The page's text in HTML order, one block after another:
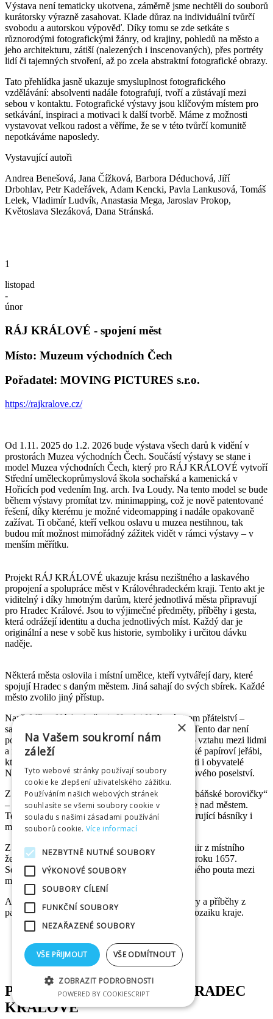
Výstava není tematicky ukotvena, záměrně jsme nechtěli do souborů
kurátorsky výrazně zasahovat. Klade důraz na individuální tvůrčí
svobodu a autorskou výpověď. Díky tomu se zde setkáte s
různorodými fotografickými žánry, od krajiny, pohledů na město a
jeho architekturu, zátiší (nalezených i inscenovaných), přes portréty
lidí či tajemných stvoření, až po zcela abstraktní fotografické obrazy.
Tato přehlídka jasně ukazuje smysluplnost fotografického
vzdělávání: absolventi nadále fotografují, tvoří a zůstávají mezi
sebou v kontaktu. Fotografické výstavy jsou klíčovým místem pro
setkávání, inspiraci a motivaci k další tvorbě. Máme z možnosti
vystavovat velkou radost a věříme, že se v této tvůrčí komunitě
nepotkáváme naposledy.
Vystavující autoři
Andrea Benešová, Jana Čížková, Barbora Déduchová, Jiří
Drbohlav, Petr Kadeřávek, Adam Kencki, Pavla Lankusová, Tomáš
Lelek, Vladimír Ludvík, Anastasia Mega, Jaroslav Prokop,
Květoslava Slezáková, Dana Stránská.
1
listopad
-
únor
RÁJ KRÁLOVÉ - spojení měst
Místo: Muzeum východních Čech
Pořadatel: MOVING PICTURES s.r.o.
https://rajkralove.cz/
Od 1.11. 2025 do 1.2. 2026 bude výstava všech darů k vidění v
prostorách Muzea východních Čech. Součástí výstavy se stane i
model Muzea východních Čech, který pro RÁJ KRÁLOVÉ vytvoří
Střední uměleckoprůmyslová škola sochařská a kamenická v
Hořicích pod vedením Ing. arch. Iva Loudy. Na tento model se bude
během výstavy promítat tzv. minimapping, což je nově patentované
řešení, díky kterému je možné videomapping i nadále opakovaně
zažívat. Ti občané, kteří velkou oslavu u muzea nestihnou, tak
budou mít možnost mimořádný zážitek vidět v rámci výstavy – v
menším měřítku.
Projekt RÁJ KRÁLOVÉ ukazuje krásu nezištného a laskavého
propojení a spolupráce měst v Královéhradeckém kraji. Tento akt je
viditelný i díky hmotným darům, které jednotlivá města připravují
pro Hradec Králové. Jsou to výjimečné předměty, příběhy i gesta,
která odrážejí identitu a ducha jednotlivých míst. Každý dar je
originální a nese v sobě kus historie, symboliky i určitou dávku
naděje.
Některá města oslovila i místní umělce, kteří vytvářejí dary, které
spojují Hradec s daným městem. Jiná sahají do svých sbírek. Každé
město zvolilo jiný přístup.
Např. Město Náchod věnuje Hradci Králové strom přátelství –
sakuru – jako živý symbol míru, života a naděje. Tento dar není
pouze prezentací města, ale i vyjádřením hlubšího vztahu mezi lidmi
a městy v našem regionu. Součástí daru budou také papíroví jeřábi,
které v průběhu celého roku, skládají žáci, studenti i obyvatelé
Náchoda – jako připomínku naděje a odkazu mírového poselství.
Z Libáně přichází do Hradce historický obraz „Libáňské borovičky“
– památného stromu, který více než tři století roste nad městem.
Tento přírodní symbol, opředený pověstmi a inspirující básníky i
malíře, je srdcem libáňské krajiny a paměti.
Z Lázní Bělohrad dorazí duchovní kámen – menhir z místního
železitého pískovce, těženého v lomu s tradicí od roku 1657.
Sochařské dílo se stane trvalou připomínkou pevného pouta mezi
městy.
A to je teprve začátek. Můžete se těšit na další dary a příběhy z
partnerských měst, které společně tvoří pestrou mozaiku kraje.
PARTNEŘI INFOCENTRA HRADEC
KRÁLOVÉ
×
Na Vašem soukromí nám
záleží
Tyto webové stránky používají soubory
cookie ke zlepšení uživatelského zážitku.
Používáním našich webových stránek
souhlasíte se všemi soubory cookie v
souladu s našimi zásadami používání
souborů cookie. Více informací
NEZBYTNĚ NUTNÉ SOUBORY
VÝKONOVÉ SOUBORY
SOUBORY CÍLENÍ
FUNKČNÍ SOUBORY
NEZAŘAZENÉ SOUBORY
VŠE PŘIJMOUT VŠE ODMÍTNOUT
ZOBRAZIT PODROBNOSTI
POWERED BY COOKIESCRIPT